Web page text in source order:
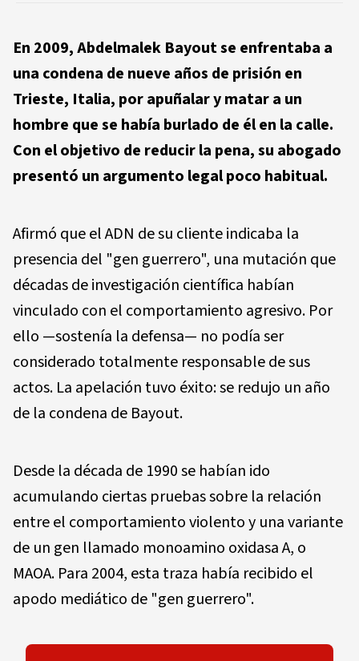
En 2009, Abdelmalek Bayout se enfrentaba a
una condena de nueve años de prisión en
Trieste, Italia, por apuñalar y matar a un
hombre que se había burlado de él en la calle.
Con el objetivo de reducir la pena, su abogado
presentó un argumento legal poco habitual.
Afirmó que el ADN de su cliente indicaba la
presencia del "gen guerrero", una mutación que
décadas de investigación científica habían
vinculado con el comportamiento agresivo. Por
ello —sostenía la defensa— no podía ser
considerado totalmente responsable de sus
actos. La apelación tuvo éxito: se redujo un año
de la condena de Bayout.
Desde la década de 1990 se habían ido
acumulando ciertas pruebas sobre la relación
entre el comportamiento violento y una variante
de un gen llamado monoamino oxidasa A, o
MAOA. Para 2004, esta traza había recibido el
apodo mediático de "gen guerrero".